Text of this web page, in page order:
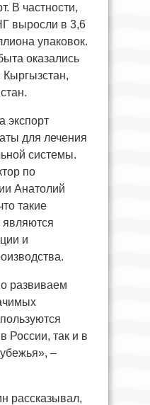
В частности,
выросли в 3,6
упаковок.
оказались
экспорт
для лечения
системы.
по
Анатолий
такие
являются
и
развиваем
России, так и в
–
рассказывал,